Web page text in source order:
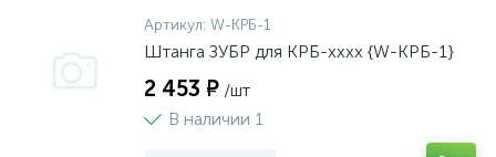
Артикул: W-КРБ-1
Штанга ЗУБР для КРБ-хххх {W-КРБ-1}
2 453 ₽ /шт
В наличии 1